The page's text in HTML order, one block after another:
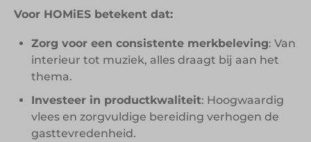
Voor HOMiES betekent dat:
Zorg voor een consistente merkbeleving: Van
interieur tot muziek, alles draagt bij aan het
thema.
Investeer in productkwaliteit: Hoogwaardig
vlees en zorgvuldige bereiding verhogen de
gasttevredenheid.